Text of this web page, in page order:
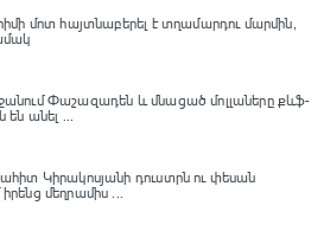
մոտ հայտնաբերել է տղամարդու մարմին,
Փաշազադեն և մնացած մոլլաները քևֆ-
են անել ...
Կիրակոսյանի դուստրն ու փեսան
մեղրամիս ...